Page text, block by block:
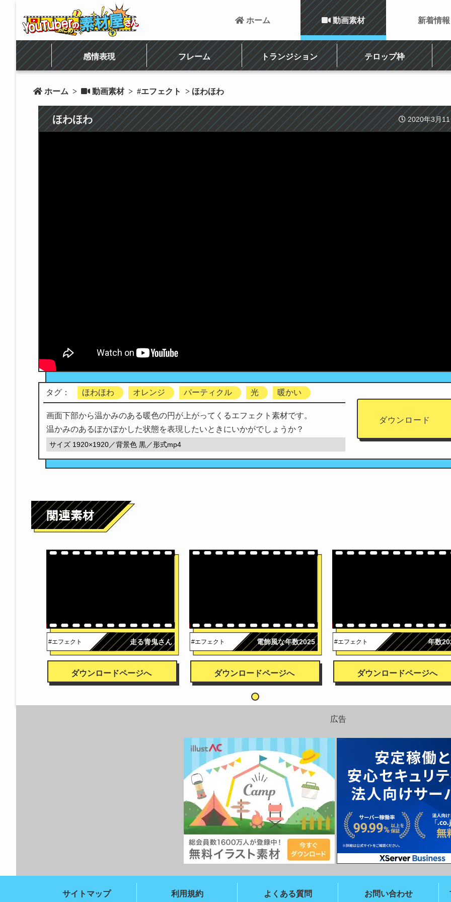
 ホーム  動画素材
感情表現 フレーム トランジション テロップ枠
新着情報
 ホーム >  動画素材 > #エフェクト > ほわほわ
ほわほわ 2020年3月
タグ： ほわほわ オレンジ パーティクル 光 暖かい
ダウンロード
画面下部から温かみのある暖色の円が上がってくるエフェクト素材です。
温かみのあるぽかぽかした状態を表現したいときにいかがでしょうか？
サイズ 1920×1920／背景色 黒／形式mp4
#エフェクト 走る青鬼さん
ダウンロードページへ
#エフェクト 電飾風な年数2025
ダウンロードページへ
#エフェクト 年数
ダウンロードページへ
広告
サイトマップ 利用規約 よくある質問 お問い合わせ